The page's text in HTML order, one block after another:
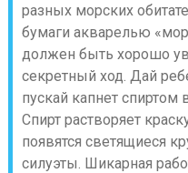
разных морских
бумаги акварелью
должен быть хорошо
секретный ход. Дай
пускай капнет спиртом
Спирт растворяет
появятся светящиеся
силуэты. Шикарная